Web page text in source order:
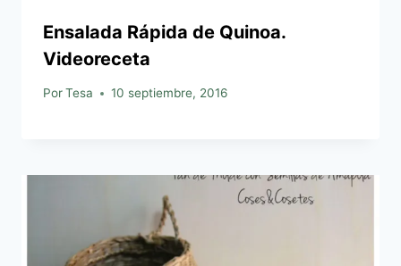
Ensalada Rápida de Quinoa.
Videoreceta
PorTesa 10 septiembre, 2016